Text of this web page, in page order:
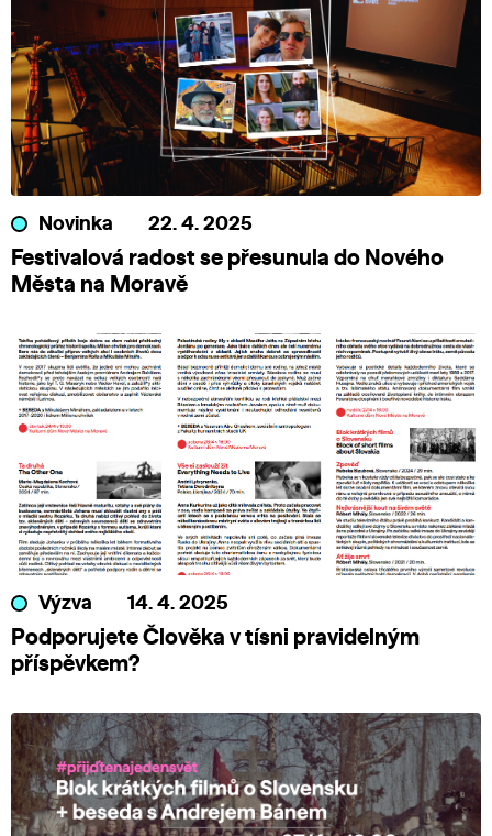
Novinka 22. 4. 2025
Festivalová radost se přesunula do Nového
Města na Moravě
Výzva 14. 4. 2025
Podporujete Člověka v tísni pravidelným
příspěvkem?